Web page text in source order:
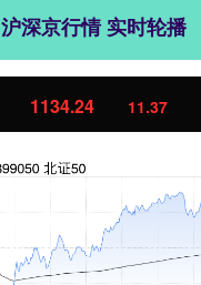
沪深京行情 实时轮播
1134.24 11.37